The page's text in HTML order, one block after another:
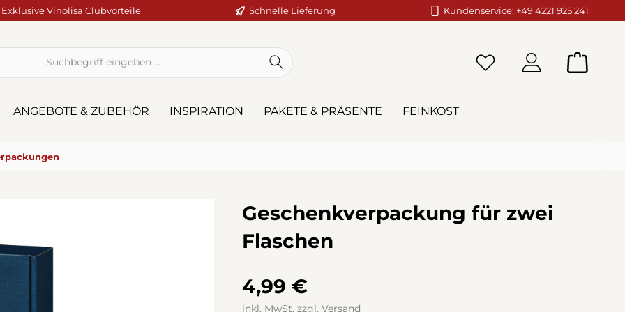
ExklusiveVinolisa Clubvorteile Schnelle Lieferung Kundenservice: +49 4221 925 241
ANGEBOTE & ZUBEHÖR INSPIRATION PAKETE & PRÄSENTE FEINKOST
Geschenkverpackung für zwei
Flaschen
4,99 €
inkl. MwSt. zzgl. Versand